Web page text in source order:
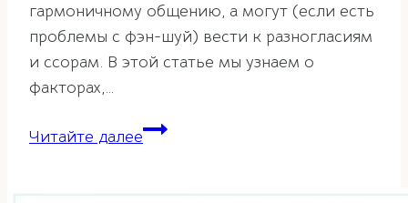
гармоничному общению, а могут (если есть
проблемы с фэн-шуй) вести к разногласиям
и ссорам. В этой статье мы узнаем о
факторах,…
Читайте далееПравила